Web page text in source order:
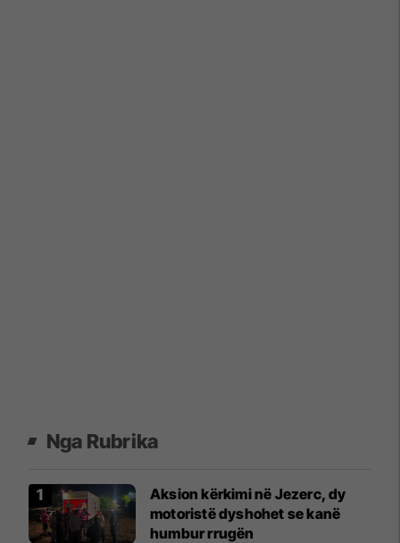
Nga Rubrika
Aksion kërkimi në Jezerc, dy
motoristë dyshohet se kanë
humbur rrugën